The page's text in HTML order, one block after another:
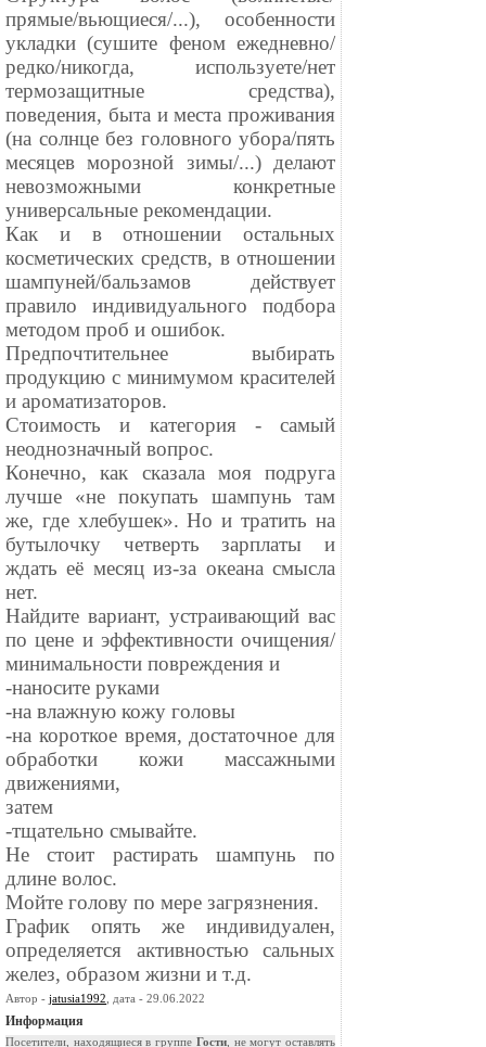
прямые/вьющиеся/...), особенности
укладки (сушите феном ежедневно/
редко/никогда, используете/нет
термозащитные средства),
поведения, быта и места проживания
(на солнце без головного убора/пять
месяцев морозной зимы/...) делают
невозможными конкретные
универсальные рекомендации.
Как и в отношении остальных
косметических средств, в отношении
шампуней/бальзамов действует
правило индивидуального подбора
методом проб и ошибок.
Предпочтительнее выбирать
продукцию с минимумом красителей
и ароматизаторов.
Стоимость и категория - самый
неоднозначный вопрос.
Конечно, как сказала моя подруга
лучше «не покупать шампунь там
же, где хлебушек». Но и тратить на
бутылочку четверть зарплаты и
ждать её месяц из-за океана смысла
нет.
Найдите вариант, устраивающий вас
по цене и эффективности очищения/
минимальности повреждения и
-наносите руками
-на влажную кожу головы
-на короткое время, достаточное для
обработки кожи массажными
движениями,
затем
-тщательно смывайте.
Не стоит растирать шампунь по
длине волос.
Мойте голову по мере загрязнения.
График опять же индивидуален,
определяется активностью сальных
желез, образом жизни и т.д.
Автор - jatusia1992 , дата - 29.06.2022
Информация
Посетители, находящиеся в группе Гости, не могут оставлять